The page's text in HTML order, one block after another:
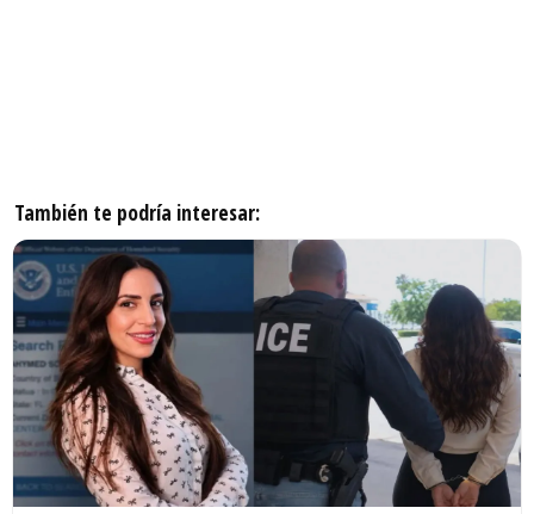
También te podría interesar: